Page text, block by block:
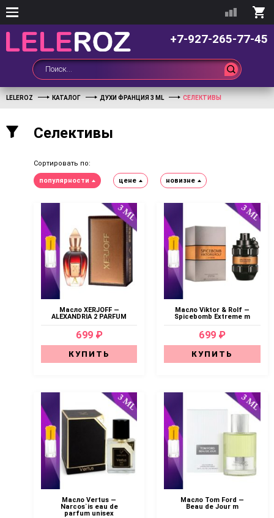
+7-927-265-77-45
LELEROZ КАТАЛОГ ДУХИ ФРАНЦИЯ 3 ML СЕЛЕКТИВЫ
Селективы
Сортировать по:
популярности цене новизне
Масло XERJOFF —
ALEXANDRIA 2 PARFUM
699 ₽
КУПИТЬ
Масло Viktor & Rolf —
Spicebomb Extreme m
699 ₽
КУПИТЬ
Масло Vertus —
Narcos`is eau de
parfum unisex
Масло Tom Ford —
Beau de Jour m